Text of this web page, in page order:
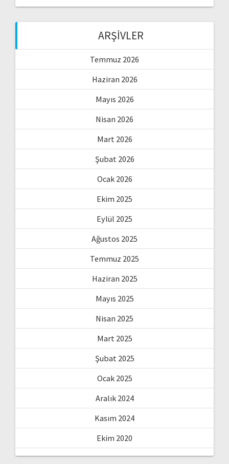
ARŞIVLER
Temmuz 2026
Haziran 2026
Mayıs 2026
Nisan 2026
Mart 2026
Şubat 2026
Ocak 2026
Ekim 2025
Eylül 2025
Ağustos 2025
Temmuz 2025
Haziran 2025
Mayıs 2025
Nisan 2025
Mart 2025
Şubat 2025
Ocak 2025
Aralık 2024
Kasım 2024
Ekim 2020